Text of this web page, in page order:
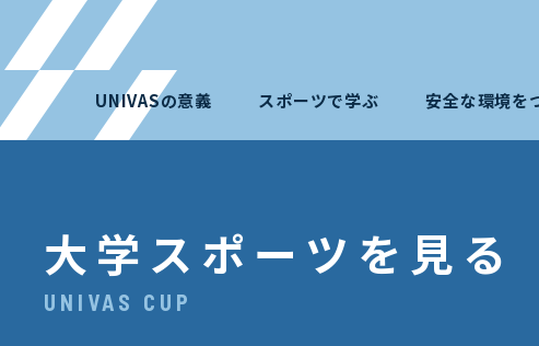
UNIVASの意義 スポーツで学ぶ 安全な環境を
大学スポーツを見る
UNIVAS CUP